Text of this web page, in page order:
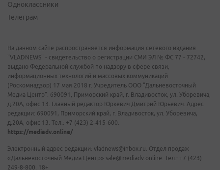
Одноклассники
Телеграм
На данном сайте распространяется информация сетевого издания
"VLADNEWS" - свидетельство о регистрации СМИ ЭЛ № ФС 77 - 72742,
выдано Федеральной службой по надзору в сфере связи,
информационных технологий и массовых коммуникаций
(Роскомнадзор) 17 мая 2018 г. Учредитель ООО "Дальневосточный
Медиа Центр". 690091, Приморский край, г. Владивосток, ул. Уборевича,
д.20А, офис 13. Главный редактор Юркевич Дмитрий Юрьевич. Адрес
редакции: 690091, Приморский край, г. Владивосток, ул. Уборевича,
д.20А, офис 13. Тел.: +7 (423) 2-415-600.
https://mediadv.online/
Электронный адрес редакции: vladnews@inbox.ru. Отдел продаж
«Дальневосточный Медиа Центр» sale@mediadv.online. Тел.: +7 (423)
249-8-800. 18+